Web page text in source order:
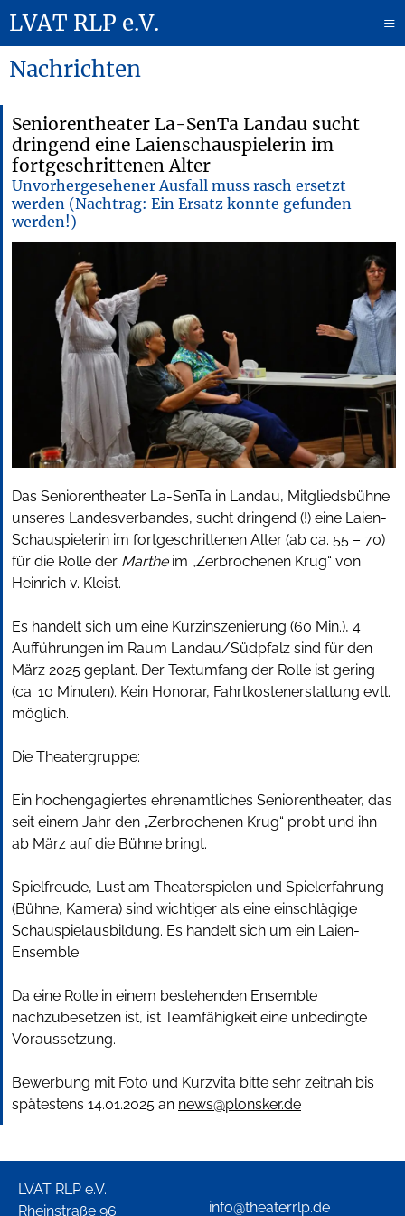
LVAT RLP e.V.
≡
Nachrichten
Seniorentheater La-SenTa Landau sucht
dringend eine Laienschauspielerin im
fortgeschrittenen Alter
Unvorhergesehener Ausfall muss rasch ersetzt
werden (Nachtrag: Ein Ersatz konnte gefunden
werden!)
Das Seniorentheater La-SenTa in Landau, Mitgliedsbühne
unseres Landesverbandes, sucht dringend (!) eine Laien-
Schauspielerin im fortgeschrittenen Alter (ab ca. 55 – 70)
für die Rolle der Martheim „Zerbrochenen Krug“ von
Heinrich v. Kleist.
Es handelt sich um eine Kurzinszenierung (60 Min.), 4
Aufführungen im Raum Landau/Südpfalz sind für den
März 2025 geplant. Der Textumfang der Rolle ist gering
(ca. 10 Minuten). Kein Honorar, Fahrtkostenerstattung evtl.
möglich.
Die Theatergruppe:
Ein hochengagiertes ehrenamtliches Seniorentheater, das
seit einem Jahr den „Zerbrochenen Krug“ probt und ihn
ab März auf die Bühne bringt.
Spielfreude, Lust am Theaterspielen und Spielerfahrung
(Bühne, Kamera) sind wichtiger als eine einschlägige
Schauspielausbildung. Es handelt sich um ein Laien-
Ensemble.
Da eine Rolle in einem bestehenden Ensemble
nachzubesetzen ist, ist Teamfähigkeit eine unbedingte
Voraussetzung.
Bewerbung mit Foto und Kurzvita bitte sehr zeitnah bis
spätestens 14.01.2025 an news@plonsker.de
LVAT RLP e.V.
Rheinstraße 96
info@theaterrlp.de